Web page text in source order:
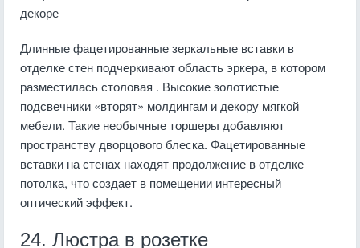
декоре
Длинные фацетированные зеркальные вставки в
отделке стен подчеркивают область эркера, в котором
разместилась столовая . Высокие золотистые
подсвечники «вторят» молдингам и декору мягкой
мебели. Такие необычные торшеры добавляют
пространству дворцового блеска. Фацетированные
вставки на стенах находят продолжение в отделке
потолка, что создает в помещении интересный
оптический эффект.
24. Люстра в розетке